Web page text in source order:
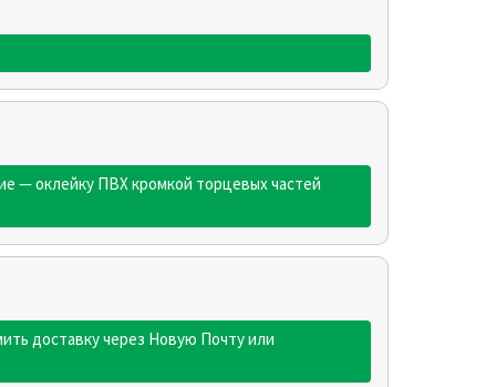
— оклейку ПВХ кромкой торцевых частей
доставку через Новую Почту или